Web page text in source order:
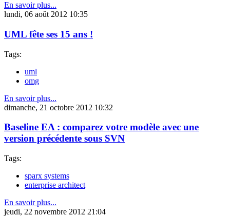
En savoir plus...
lundi, 06 août 2012 10:35
UML fête ses 15 ans !
Tags:
uml
omg
En savoir plus...
dimanche, 21 octobre 2012 10:32
Baseline EA : comparez votre modèle avec une
version précédente sous SVN
Tags:
sparx systems
enterprise architect
En savoir plus...
jeudi, 22 novembre 2012 21:04